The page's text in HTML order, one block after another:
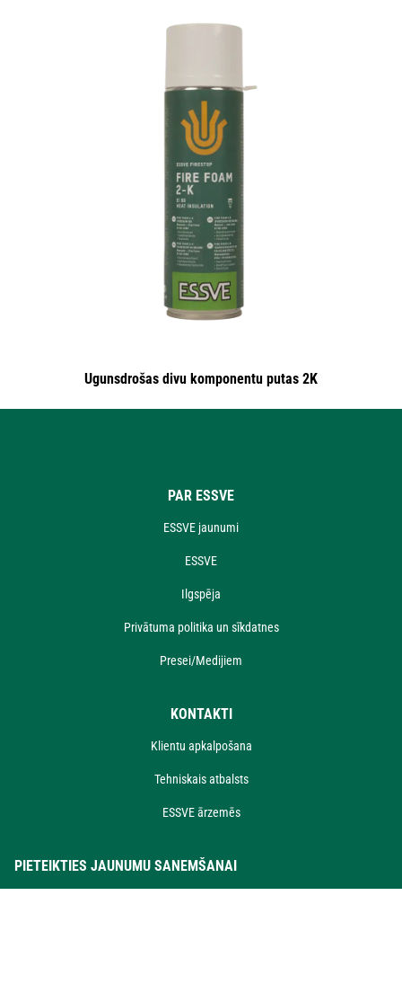
Ugunsdrošas divu komponentu putas 2K
PAR ESSVE
ESSVE jaunumi
ESSVE
Ilgspēja
Privātuma politika un sīkdatnes
Presei/Medijiem
KONTAKTI
Klientu apkalpošana
Tehniskais atbalsts
ESSVE ārzemēs
PIETEIKTIES JAUNUMU SANEMŠANAI